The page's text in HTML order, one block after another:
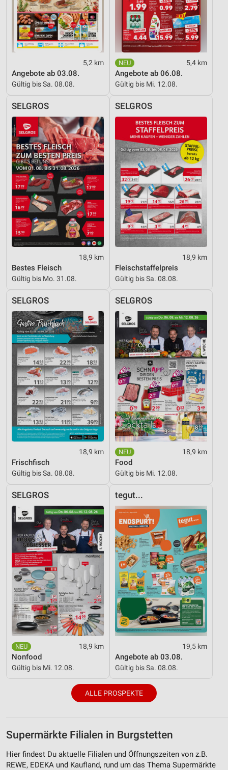
5,2 km
Angebote ab 03.08.
Gültig bis Sa. 08.08.
5,4 km
Angebote ab 06.08.
Gültig bis Mi. 12.08.
SELGROS
18,9 km
Bestes Fleisch
Gültig bis Mo. 31.08.
SELGROS
18,9 km
Fleischstaffelpreis
Gültig bis Sa. 08.08.
SELGROS
18,9 km
Frischfisch
Gültig bis Sa. 08.08.
SELGROS
18,9 km
Food
Gültig bis Mi. 12.08.
SELGROS
18,9 km
Nonfood
Gültig bis Mi. 12.08.
tegut...
19,5 km
Angebote ab 03.08.
Gültig bis Sa. 08.08.
ALLE PROSPEKTE
Supermärkte Filialen in Burgstetten
Hier findest Du aktuelle Filialen und Öffnungszeiten von z.B.
REWE, EDEKA und Kaufland, rund um das Thema Supermärkte